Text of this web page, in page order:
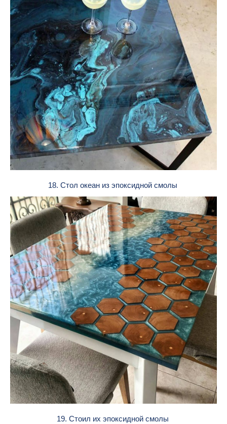
18. Стол океан из эпоксидной смолы
19. Стоил их эпоксидной смолы